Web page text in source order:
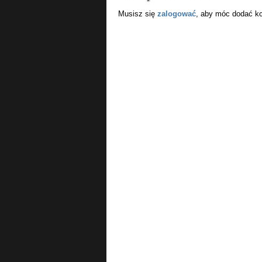
Musisz się zalogować , aby móc dodać